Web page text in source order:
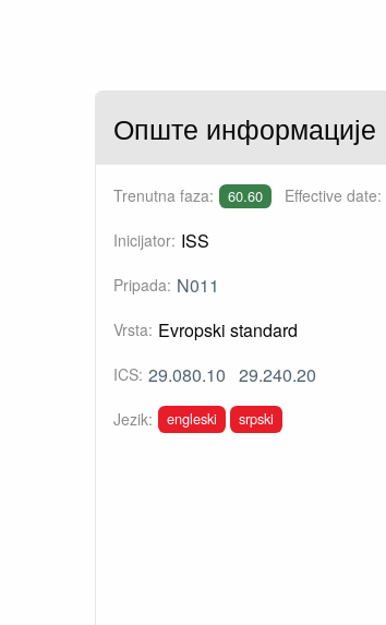
Опште информације
Trenutna faza: 60.60 Effective date:
Inicijator: ISS
Pripada: N011
Vrsta: Evropski standard
ICS: 29.080.10 29.240.20
Jezik: engleski srpski